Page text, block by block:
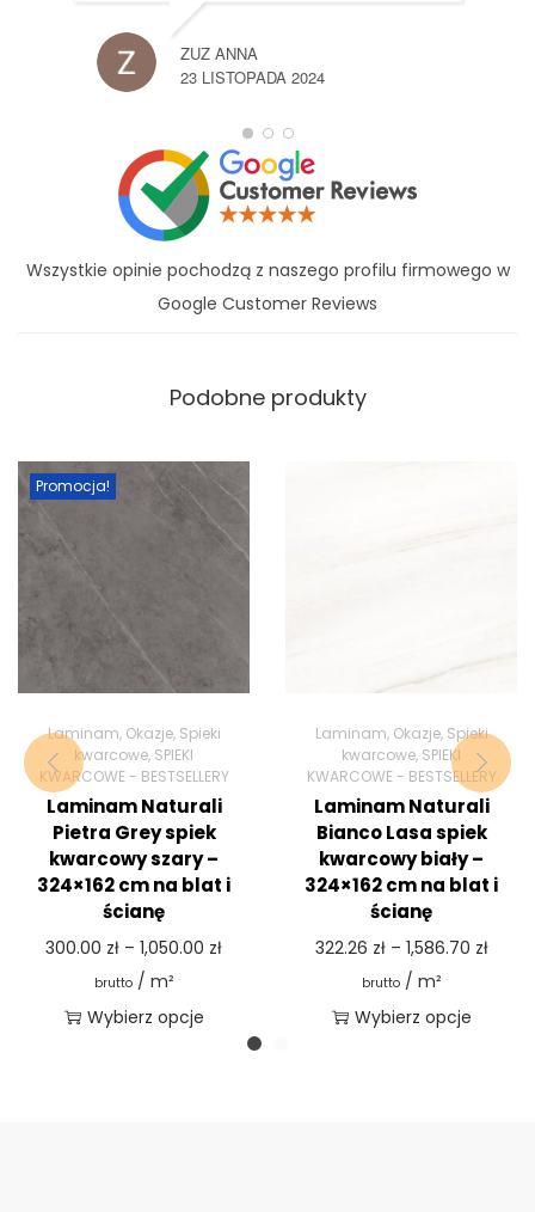
ZUZ ANNA
23 LISTOPADA 2024
Wszystkie opinie pochodzą z naszego profilu firmowego w
Google Customer Reviews
Podobne produkty
Promocja!
Laminam, Okazje, Spieki
kwarcowe, SPIEKI
KWARCOWE - BESTSELLERY
Laminam Naturali
Pietra Grey spiek
kwarcowy szary –
324×162 cm na blat i
ścianę
300.00 zł – 1,050.00 zł
brutto/ m²
Wybierz opcje
Laminam, Okazje, Spieki
kwarcowe, SPIEKI
KWARCOWE - BESTSELLERY
Laminam Naturali
Bianco Lasa spiek
kwarcowy biały –
324×162 cm na blat i
ścianę
322.26 zł – 1,586.70 zł
brutto/ m²
Wybierz opcje